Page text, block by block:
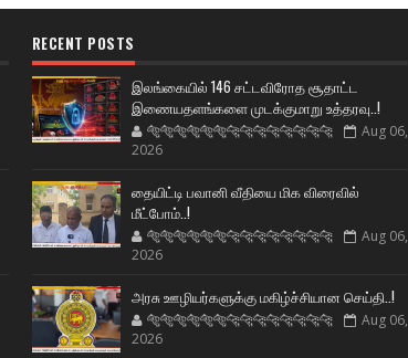
RECENT POSTS
இலங்கையில் 146 சட்டவிரோத சூதாட்ட
இணையதளங்களை முடக்குமாறு உத்தரவு..!
🐅🐅🐅🐅🐅🐅🐆🐆🐆🐆🐆🐆🐆🐆
Aug 06,
2026
தையிட்டி பவானி வீதியை மிக விரைவில்
மீட்போம்..!
🐅🐅🐅🐅🐅🐅🐆🐆🐆🐆🐆🐆🐆🐆
Aug 06,
2026
அரசு ஊழியர்களுக்கு மகிழ்ச்சியான செய்தி..!
🐅🐅🐅🐅🐅🐅🐆🐆🐆🐆🐆🐆🐆🐆
Aug 06,
2026